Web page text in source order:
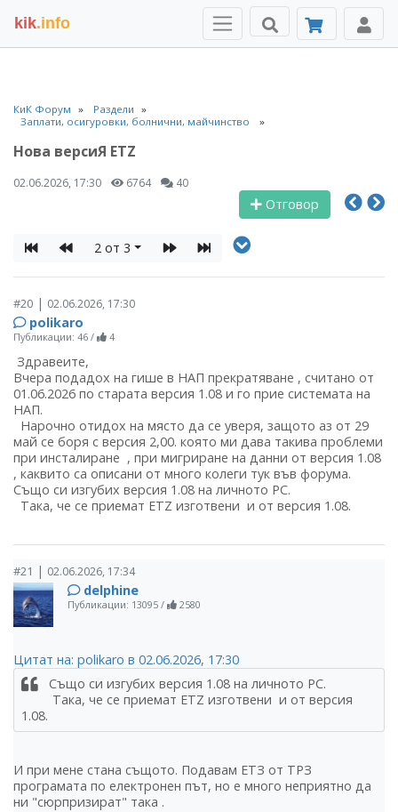
kik.info
КиК Форум
Раздели
Заплати, осигуровки, болнични, майчинство
Нова версиЯ ETZ
02.06.2026, 17:30 6764 40
Отговор
2 от 3
#20 | 02.06.2026, 17:30
polikaro
Публикации: 46 / 4
Здравеите,
Вчера подадох на гише в НАП прекратяване , считано от
01.06.2026 по старата версия 1.08 и го прие системата на
НАП.
Нарочно отидох на място да се уверя, защото аз от 29
май се боря с версия 2,00. която ми дава такива проблеми
при инсталиране , при мигриране на данни от версия 1.08
, каквито са описани от много колеги тук във форума.
Също си изгубих версия 1.08 на личното РС.
Така, че се приемат ЕТZ изготвени и от версия 1.08.
#21 | 02.06.2026, 17:34
delphine
Публикации: 13095 / 2580
Цитат на: polikaro в 02.06.2026, 17:30
Също си изгубих версия 1.08 на личното РС.
Така, че се приемат ЕТZ изготвени и от версия
1.08.
И при мене стана същото. Подавам ЕТЗ от ТРЗ
програмата по електронен път, но е много неприятно да
ни "сюрпризират" така .